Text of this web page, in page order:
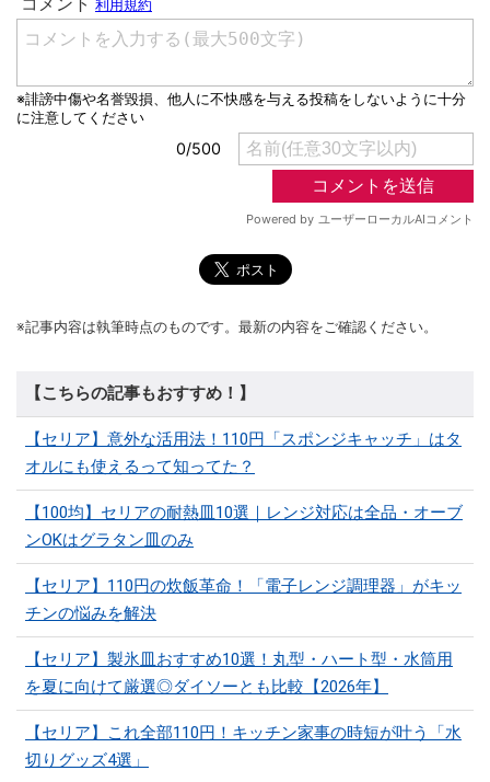
※記事内容は執筆時点のものです。最新の内容をご確認ください。
【こちらの記事もおすすめ！】
【セリア】意外な活用法！110円「スポンジキャッチ」はタ
オルにも使えるって知ってた？
【100均】セリアの耐熱皿10選｜レンジ対応は全品・オーブ
ンOKはグラタン皿のみ
【セリア】110円の炊飯革命！「電子レンジ調理器」がキッ
チンの悩みを解決
【セリア】製氷皿おすすめ10選！丸型・ハート型・水筒用
を夏に向けて厳選◎ダイソーとも比較【2026年】
【セリア】これ全部110円！キッチン家事の時短が叶う「水
切りグッズ4選」